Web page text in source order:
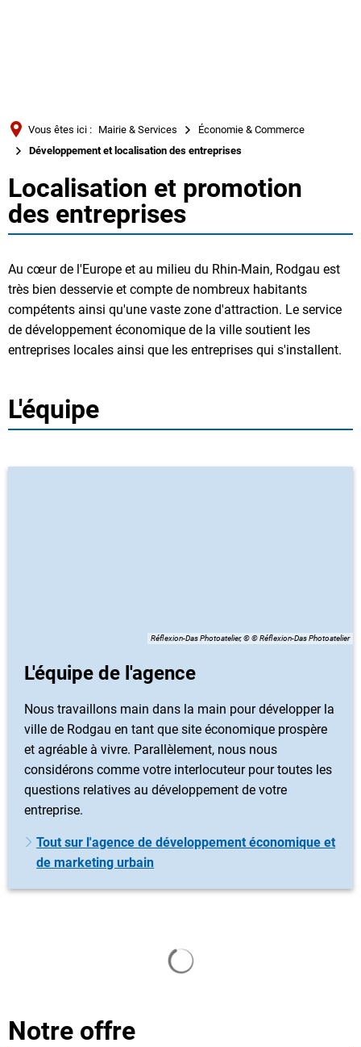
Русский
Deutsch MENÜ
Vous êtes ici : Mairie & Services
Économie & Commerce
Développement et localisation des entreprises
Développement
et
localisation
des
entreprises
Localisation et promotion
des entreprises
Au cœur de l'Europe et au milieu du Rhin-Main, Rodgau est
très bien desservie et compte de nombreux habitants
compétents ainsi qu'une vaste zone d'attraction. Le service
de développement économique de la ville soutient les
entreprises locales ainsi que les entreprises qui s'installent.
L'équipe
Réflexion-Das Photoatelier, © © Réflexion-Das Photoatelier
L'équipe de l'agence
Nous travaillons main dans la main pour développer la
ville de Rodgau en tant que site économique prospère
et agréable à vivre. Parallèlement, nous nous
considérons comme votre interlocuteur pour toutes les
questions relatives au développement de votre
entreprise.
Tout sur l'agence de développement économique et
de marketing urbain
Notre offre